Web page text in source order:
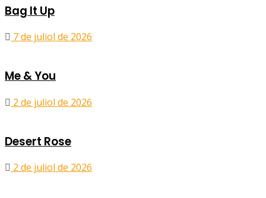
Bag It Up
7 de juliol de 2026
Me & You
2 de juliol de 2026
Desert Rose
2 de juliol de 2026